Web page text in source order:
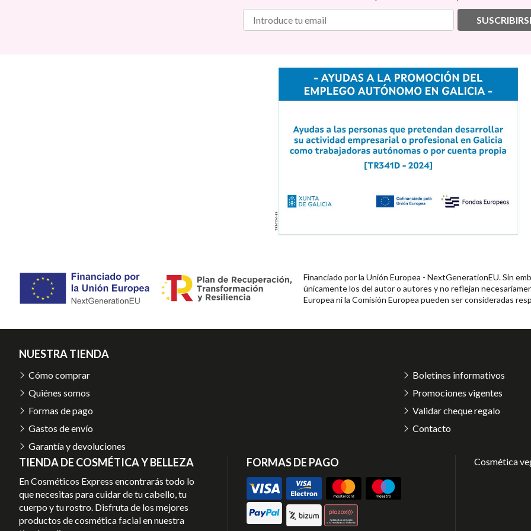
Financiado por la Unión Europea - NextGenerationEU. Sin
únicamente los del autor o autores y no reflejan
Europea ni la Comisión Europea pueden ser consideradas
TIENDA DE COSMÉTICA Y BELLEZA
En Cosméticos Express encontrarás todo lo
que necesitas para cuidar de tu cabello, tu
cuerpo y tu rostro. Disfruta de los mejores
productos de cosmética facial en nuestra
FORMAS DE PAGO
NUESTRA TIENDA
Cómo comprar
Quiénes somos
Formas de pago
Gastos de envío
Garantía y devoluciones
Boletines informativos
Promociones vigentes
Validar cheque regalo
Contacto
Cosmética